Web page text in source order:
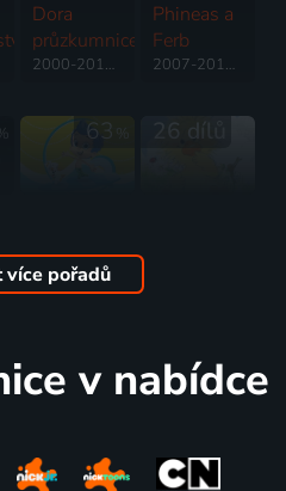
Dora
průzkumnice
2000-2019 | Kanada, USA | Animovaný, Dobrodružný, Hudební, Komedie, Pohádka, Rodinný, Fantasy
Phineas a
Ferb
2007-2014 | USA | Animovaný, Akční, Hudební, Komedie, Rodinný, Science Fiction
63 26 dílů
více pořadů
v nabídce